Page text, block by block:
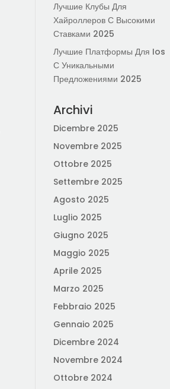
Лучшие Клубы Для
Хайроллеров С Высокими
Ставками 2025
Лучшие Платформы Для Ios
С Уникальными
Предложениями 2025
Archivi
Dicembre 2025
Novembre 2025
Ottobre 2025
Settembre 2025
Agosto 2025
Luglio 2025
Giugno 2025
Maggio 2025
Aprile 2025
Marzo 2025
Febbraio 2025
Gennaio 2025
Dicembre 2024
Novembre 2024
Ottobre 2024